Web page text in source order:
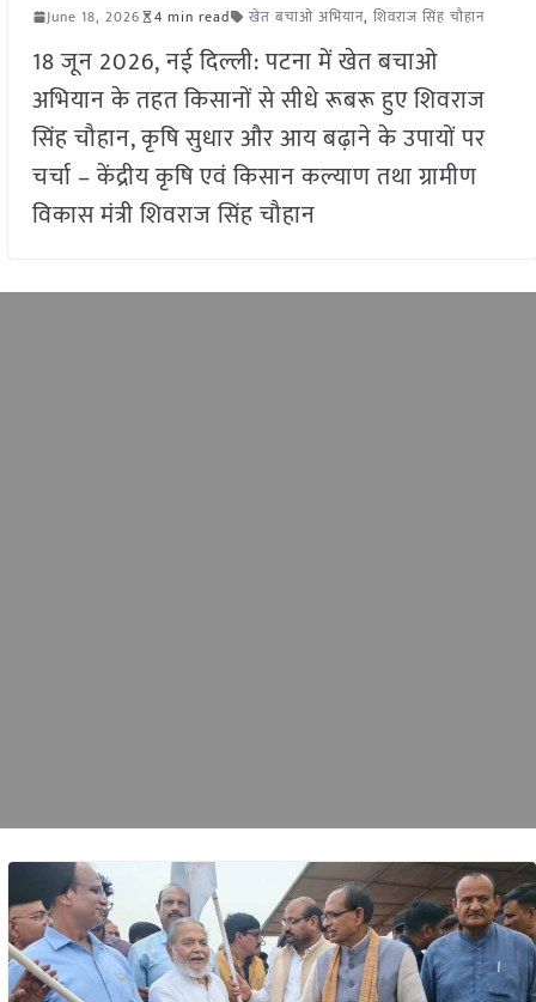
June 18, 2026 4 min read खेत बचाओ अभियान, शिवराज सिंह चौहान
18 जून 2026, नई दिल्ली: पटना में खेत बचाओ
अभियान के तहत किसानों से सीधे रूबरू हुए शिवराज
सिंह चौहान, कृषि सुधार और आय बढ़ाने के उपायों पर
चर्चा – केंद्रीय कृषि एवं किसान कल्याण तथा ग्रामीण
विकास मंत्री शिवराज सिंह चौहान